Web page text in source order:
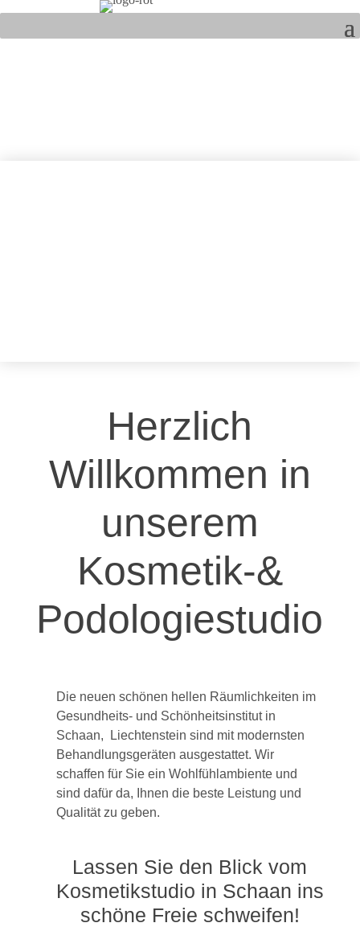
Herzlich
Willkommen in
unserem
Kosmetik-&
Podologiestudio
Die neuen schönen hellen Räumlichkeiten im
Gesundheits- und Schönheitsinstitut in
Schaan, Liechtenstein sind mit modernsten
Behandlungsgeräten ausgestattet. Wir
schaffen für Sie ein Wohlfühlambiente und
sind dafür da, Ihnen die beste Leistung und
Qualität zu geben.
Lassen Sie den Blick vom
Kosmetikstudio in Schaan ins
schöne Freie schweifen!